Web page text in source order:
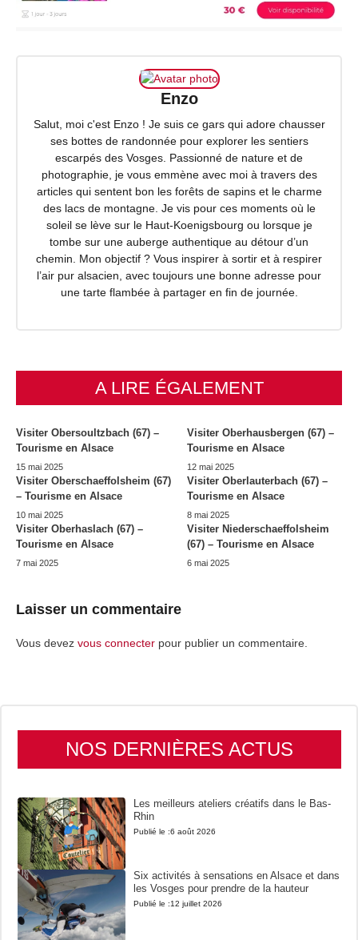
Enzo
Salut, moi c'est Enzo ! Je suis ce gars qui adore chausser
ses bottes de randonnée pour explorer les sentiers
escarpés des Vosges. Passionné de nature et de
photographie, je vous emmène avec moi à travers des
articles qui sentent bon les forêts de sapins et le charme
des lacs de montagne. Je vis pour ces moments où le
soleil se lève sur le Haut-Koenigsbourg ou lorsque je
tombe sur une auberge authentique au détour d’un
chemin. Mon objectif ? Vous inspirer à sortir et à respirer
l’air pur alsacien, avec toujours une bonne adresse pour
une tarte flambée à partager en fin de journée.
A LIRE ÉGALEMENT
Visiter Obersoultzbach (67) –
Tourisme en Alsace
15 mai 2025
Visiter Oberhausbergen (67) –
Tourisme en Alsace
12 mai 2025
Visiter Oberschaeffolsheim (67)
– Tourisme en Alsace
10 mai 2025
Visiter Oberlauterbach (67) –
Tourisme en Alsace
8 mai 2025
Visiter Oberhaslach (67) –
Tourisme en Alsace
7 mai 2025
Visiter Niederschaeffolsheim
(67) – Tourisme en Alsace
6 mai 2025
Laisser un commentaire
Vous devez vous connecter pour publier un commentaire.
NOS DERNIÈRES ACTUS
Les meilleurs ateliers créatifs dans le Bas-
Rhin
Publié le :6 août 2026
Six activités à sensations en Alsace et dans
les Vosges pour prendre de la hauteur
Publié le :12 juillet 2026